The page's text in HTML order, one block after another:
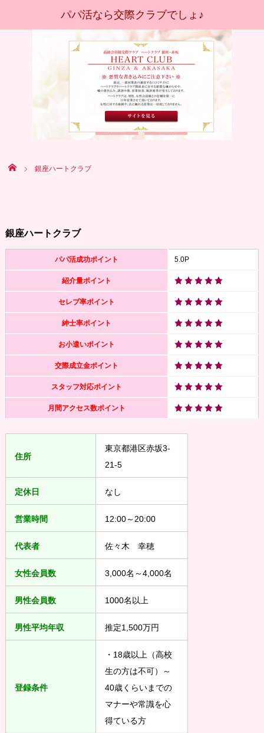
Home 銀座ハートクラブ
銀座ハートクラブ
パパ活成功ポイント 5.0P
紹介量ポイント
セレブ率ポイント
紳士率ポイント
お小遣いポイント
交際成立金ポイント
スタッフ対応ポイント
月間アクセス数ポイント
住所
東京都港区赤坂3-
21-5
定休日 なし
営業時間 12:00～20:00
代表者 佐々木 幸穂
女性会員数 3,000名～4,000名
男性会員数 1000名以上
男性平均年収 推定1,500万円
登録条件
・18歳以上（高校
生の方は不可）～
40歳くらいまでの
マナーや常識を心
得ている方